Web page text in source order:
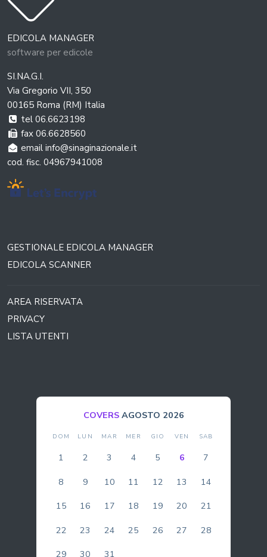
EDICOLA MANAGER
software per edicole
SI.NA.G.I.
Via Gregorio VII, 350
00165 Roma (RM) Italia
tel 06.6623198
fax 06.6628560
email info@sinaginazionale.it
cod. fisc. 04967941008
GESTIONALE EDICOLA MANAGER
EDICOLA SCANNER
AREA RISERVATA
PRIVACY
LISTA UTENTI
COVERS AGOSTO 2026
DOM LUN MAR MER GIO VEN SAB
1 2 3 4 5 6 7
8 9 10 11 12 13 14
15 16 17 18 19 20 21
22 23 24 25 26 27 28
29 30 31